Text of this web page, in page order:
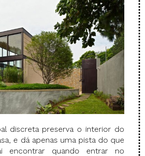
discreta preserva o interior do
e dá apenas uma pista do que
encontrar quando entrar no